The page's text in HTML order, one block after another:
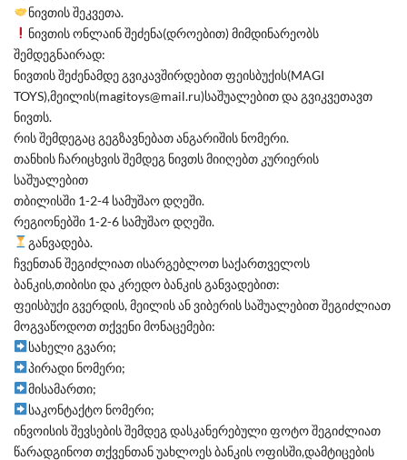
ნივთის შეკვეთა.
ნივთის ონლაინ შეძენა(დროებით) მიმდინარეობს
შემდეგნაირად:
ნივთის შეძენამდე გვიკავშირდებით ფეისბუქის(MAGI
TOYS),მეილის(magitoys@mail.ru)საშუალებით და გვიკვეთავთ
ნივთს.
რის შემდეგაც გეგზავნებათ ანგარიშის ნომერი.
თანხის ჩარიცხვის შემდეგ ნივთს მიიღებთ კურიერის
საშუალებით
თბილისში 1-2-4 სამუშაო დღეში.
რეგიონებში 1-2-6 სამუშაო დღეში.
განვადება.
ჩვენთან შეგიძლიათ ისარგებლოთ საქართველოს
ბანკის,თიბისი და კრედო ბანკის განვადებით:
ფეისბუქი გვერდის, მეილის ან ვიბერის საშუალებით შეგიძლიათ
მოგვაწოდოთ თქვენი მონაცემები:
სახელი გვარი;
პირადი ნომერი;
მისამართი;
საკონტაქტო ნომერი;
ინვოისის შევსების შემდეგ დასკანერებული ფოტო შეგიძლიათ
წარადგინოთ თქვენთან უახლოეს ბანკის ოფისში,დამტიცების